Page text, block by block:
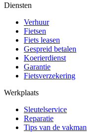
Diensten
Verhuur
Fietsen
Fiets leasen
Gespreid betalen
Koerierdienst
Garantie
Fietsverzekering
Werkplaats
Sleutelservice
Reparatie
Tips van de vakman